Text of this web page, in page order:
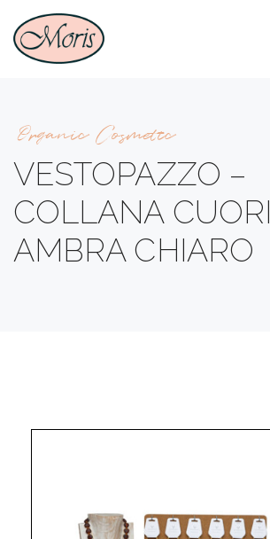
Organic Cosmetic
VESTOPAZZO –
COLLANA CUORI
AMBRA CHIARO